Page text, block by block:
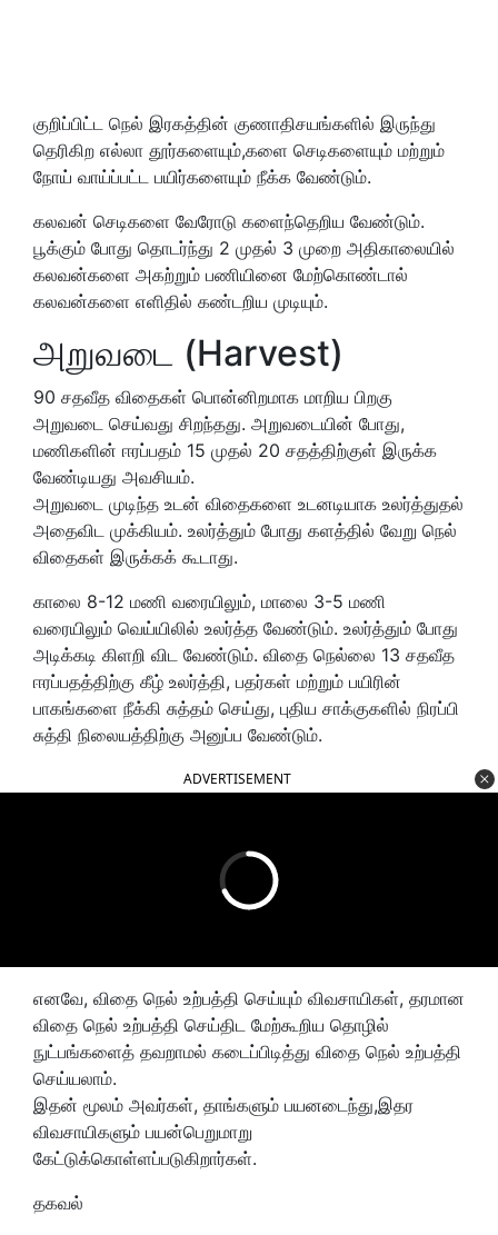
குறிப்பிட்ட நெல் இரகத்தின் குணாதிசயங்களில் இருந்து
தெரிகிற எல்லா தூர்களையும்,களை செடிகளையும் மற்றும்
நோய் வாய்ப்பட்ட பயிர்களையும் நீக்க வேண்டும்.
கலவன் செடிகளை வேரோடு களைந்தெறிய வேண்டும்.
பூக்கும் போது தொடர்ந்து 2 முதல் 3 முறை அதிகாலையில்
கலவன்களை அகற்றும் பணியினை மேற்கொண்டால்
கலவன்களை எளிதில் கண்டறிய முடியும்.
அறுவடை (Harvest)
90 சதவீத விதைகள் பொன்னிறமாக மாறிய பிறகு
அறுவடை செய்வது சிறந்தது. அறுவடையின் போது,
மணிகளின் ஈரப்பதம் 15 முதல் 20 சதத்திற்குள் இருக்க
வேண்டியது அவசியம்.
அறுவடை முடிந்த உடன் விதைகளை உடனடியாக உலர்த்துதல்
அதைவிட முக்கியம். உலர்த்தும் போது களத்தில் வேறு நெல்
விதைகள் இருக்கக் கூடாது.
காலை 8-12 மணி வரையிலும், மாலை 3-5 மணி
வரையிலும் வெய்யிலில் உலர்த்த வேண்டும். உலர்த்தும் போது
அடிக்கடி கிளறி விட வேண்டும். விதை நெல்லை 13 சதவீத
ஈரப்பதத்திற்கு கீழ் உலர்த்தி, பதர்கள் மற்றும் பயிரின்
பாகங்களை நீக்கி சுத்தம் செய்து, புதிய சாக்குகளில் நிரப்பி
சுத்தி நிலையத்திற்கு அனுப்ப வேண்டும்.
ADVERTISEMENT
எனவே, விதை நெல் உற்பத்தி செய்யும் விவசாயிகள், தரமான
விதை நெல் உற்பத்தி செய்திட மேற்கூறிய தொழில்
நுட்பங்களைத் தவறாமல் கடைப்பிடித்து விதை நெல் உற்பத்தி
செய்யலாம்.
இதன் மூலம் அவர்கள், தாங்களும் பயனடைந்து,இதர
விவசாயிகளும் பயன்பெறுமாறு
கேட்டுக்கொள்ளப்படுகிறார்கள்.
தகவல்